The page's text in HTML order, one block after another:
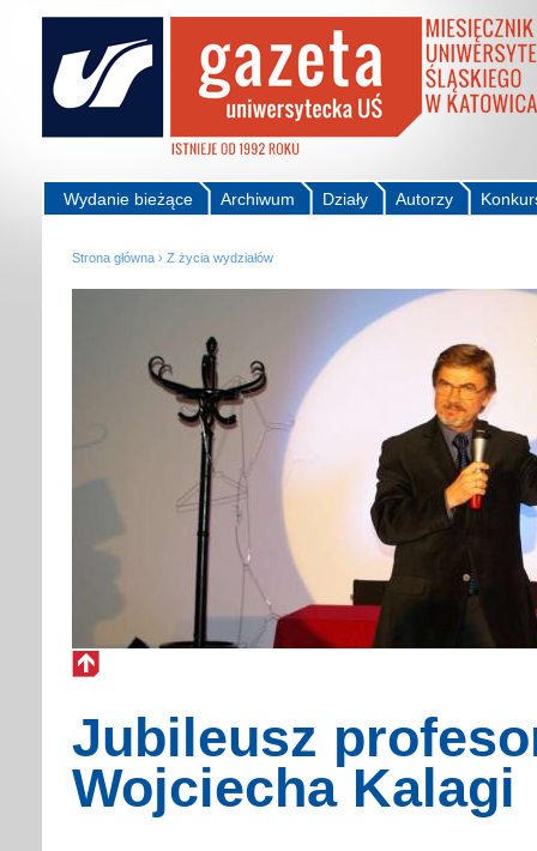
Autorzy
Działy
Archiwum
Wydanie bieżące
Strona główna › Z życia wydziałów
Jubileusz
Wojciecha Kalagi